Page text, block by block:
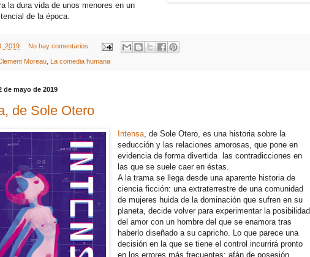
la dura vida de unos menores en un
de la época.
2019 No hay comentarios:
Moreau La comedia humana
de mayo de 2019
de Sole Otero
Intensa, de Sole Otero, es una historia sobre la
seducción y las relaciones amorosas, que pone en
evidencia de forma divertida las contradicciones en
las que se suele caer en éstas.
A la trama se llega desde una aparente historia de
ciencia ficción: una extraterrestre de una comunidad
de mujeres huida de la dominación que sufren en su
planeta, decide volver para experimentar la posibilidad
del amor con un hombre del que se enamora tras
haberlo diseñado a su capricho. Lo que parece una
decisión en la que se tiene el control incurrirá pronto
en los errores más frecuentes: afán de posesión,